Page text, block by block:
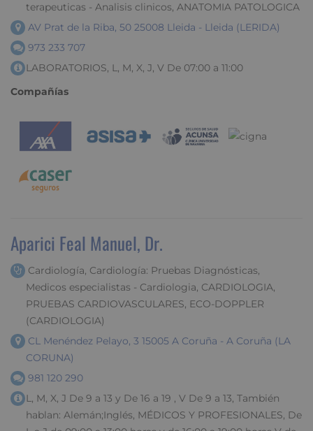
terapeuticas - Analisis clinicos, ANATOMIA PATOLOGICA
AV Prat de la Riba, 50 25008 Lleida - Lleida (LERIDA)
973 233 707
LABORATORIOS, L, M, X, J, V De 07:00 a 11:00
Compañías
Aparici Feal Manuel, Dr.
Cardiología, Cardiología: Pruebas Diagnósticas,
Medicos especialistas - Cardiologia, CARDIOLOGIA,
PRUEBAS CARDIOVASCULARES, ECO-DOPPLER
(CARDIOLOGIA)
CL Menéndez Pelayo, 3 15005 A Coruña - A Coruña (LA
CORUNA)
981 120 290
L, M, X, J De 9 a 13 y De 16 a 19 , V De 9 a 13, También
hablan: Alemán;Inglés, MÉDICOS Y PROFESIONALES, De